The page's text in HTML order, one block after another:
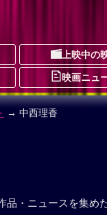
上映中の
映画ニュ
→ 中西理香
品・ニュースを集め